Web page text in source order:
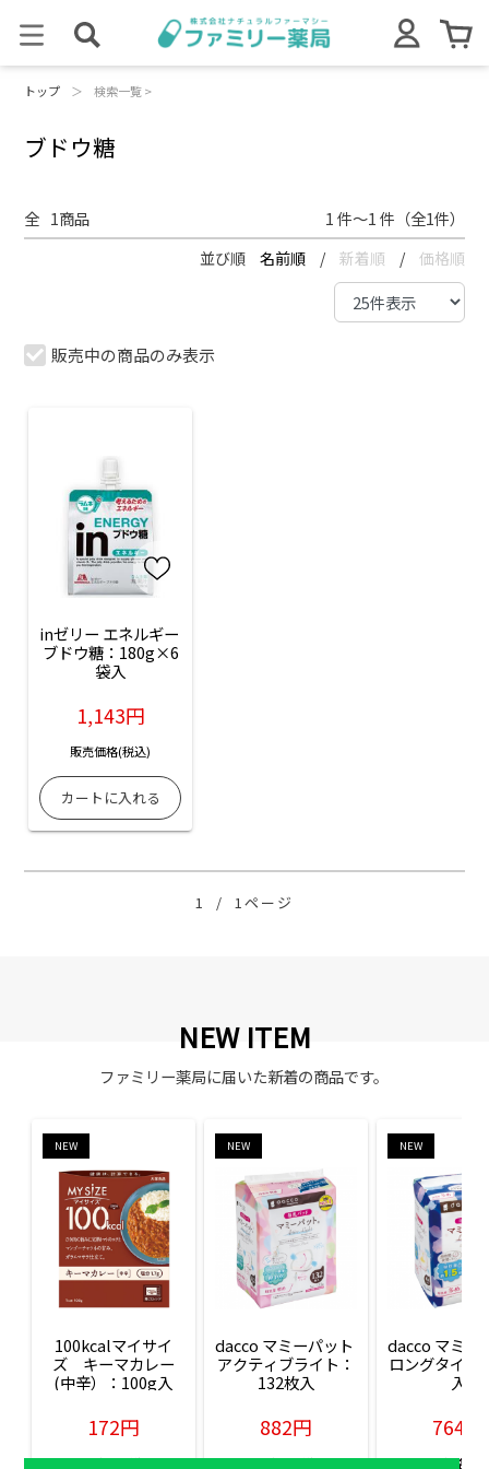
トップ ＞ 検索一覧 >
ブドウ糖
全 1商品 1 件～1 件（全1件）
並び順 名前順 / 新着順 / 価格順
販売中の商品のみ表示
inゼリー エネルギー
ブドウ糖：180g×6
袋入
1,143円
販売価格(税込)
1 / 1ページ
NEW ITEM
ファミリー薬局に届いた新着の商品です。
NEW
100kcalマイサイ
ズ　キーマカレー
(中辛）：100g入
172円
販売価格(税込)
NEW
dacco マミーパット
アクティブライト：
132枚入
882円
販売価格(税込)
NEW
dacco マミー
ロングタイム
入
764円
販売価格(税